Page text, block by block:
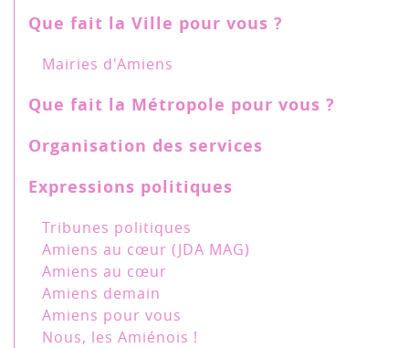
Que fait la Ville pour vous ?
Mairies d'Amiens
Que fait la Métropole pour vous ?
Organisation des services
Expressions politiques
Tribunes politiques
Amiens au cœur (JDA MAG)
Amiens au cœur
Amiens demain
Amiens pour vous
Nous, les Amiénois !